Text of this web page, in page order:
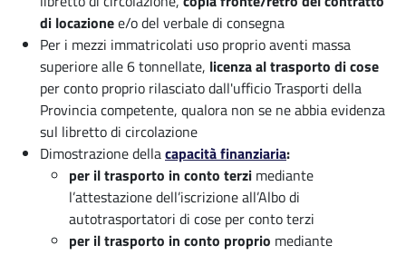
di locazionee/o del verbale di consegna
Per i mezzi immatricolati uso proprio aventi massa
superiore alle 6 tonnellate, licenza al trasporto di cose
per conto proprio rilasciato dall'ufficio Trasporti della
Provincia competente, qualora non se ne abbia evidenza
sul libretto di circolazione
Dimostrazione dellacapacità finanziaria:
per il trasporto in conto terzi mediante
l’attestazione dell’iscrizione all’Albo di
autotrasportatori di cose per conto terzi
per il trasporto in conto proprio mediante